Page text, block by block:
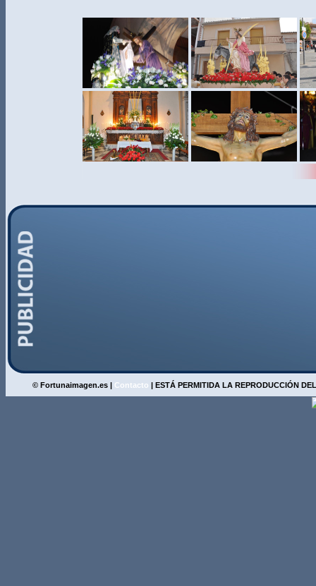
© Fortunaimagen.es | Contacto | ESTÁ PERMITIDA LA REPRODUCCIÓN